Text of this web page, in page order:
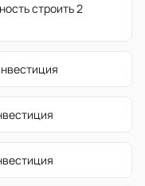
строить 2